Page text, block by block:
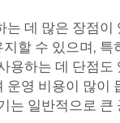
데 많은 장점이
할 수 있으며, 특
용하는 데 단점도
영 비용이 많이
는 일반적으로 큰